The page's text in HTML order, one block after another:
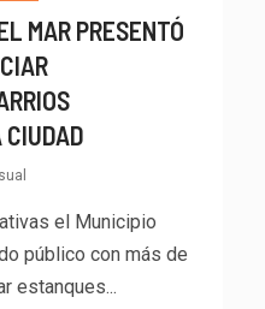
MAR PRESENTÓ
el Municipio
público con más de
estanques...